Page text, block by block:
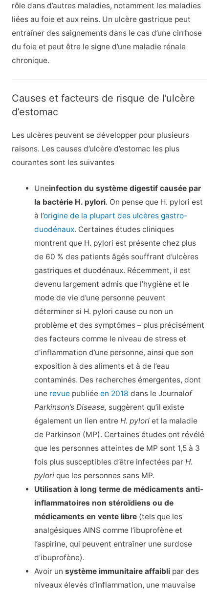
rôle dans d’autres maladies, notamment les maladies
liées au foie et aux reins. Un ulcère gastrique peut
entraîner des saignements dans le cas d’une cirrhose
du foie et peut être le signe d’une maladie rénale
chronique.
Causes et facteurs de risque de l’ulcère
d’estomac
Les ulcères peuvent se développer pour plusieurs
raisons. Les causes d’ulcère d’estomac les plus
courantes sont les suivantes
Uneinfection du système digestif causée par
la bactérie H. pylori. On pense que H. pylori est
à l’origine de la plupart des ulcères gastro-
duodénaux. Certaines études cliniques
montrent que H. pylori est présente chez plus
de 60 % des patients âgés souffrant d’ulcères
gastriques et duodénaux. Récemment, il est
devenu largement admis que l’hygiène et le
mode de vie d’une personne peuvent
déterminer si H. pylori cause ou non un
problème et des symptômes – plus précisément
des facteurs comme le niveau de stress et
d’inflammation d’une personne, ainsi que son
exposition à des aliments et à de l’eau
contaminés. Des recherches émergentes, dont
une revue publiéeen 2018 dans le Journalof
Parkinson’s Disease, suggèrent qu’il existe
également un lien entre H. pylori et la maladie
de Parkinson (MP). Certaines études ont révélé
que les personnes atteintes de MP sont 1,5 à 3
fois plus susceptibles d’être infectées par H.
pylori que les personnes sans MP.
Utilisation à long terme de médicaments anti-
inflammatoires non stéroïdiens ou de
médicaments en vente libre (tels que les
analgésiques AINS comme l’ibuprofène et
l’aspirine, qui peuvent entraîner une surdose
d’ibuprofène).
Avoir unsystème immunitaire affaibli par des
niveaux élevés d’inflammation, une mauvaise